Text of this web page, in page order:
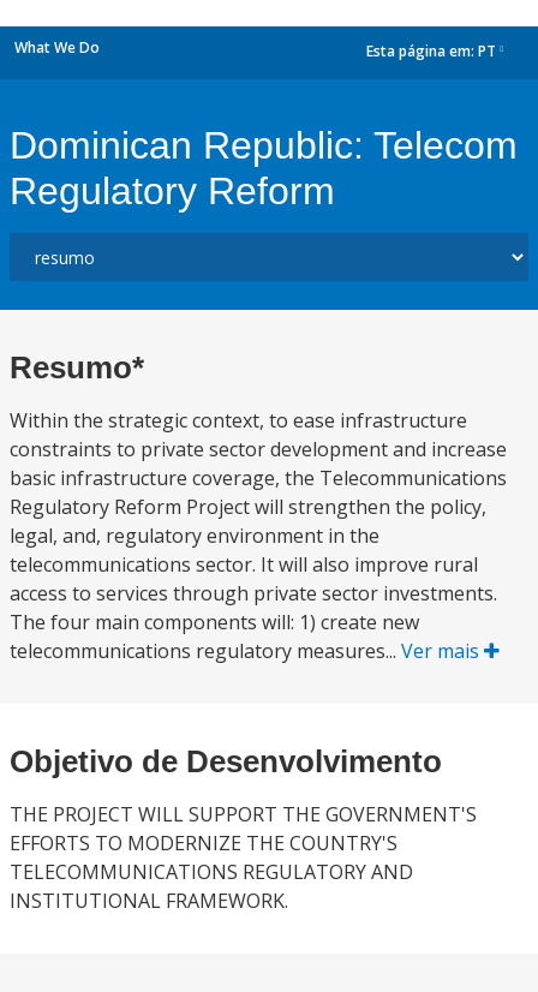
What We Do Esta página em: PT
Dominican Republic: Telecom
Regulatory Reform
Resumo*
Within the strategic context, to ease infrastructure
constraints to private sector development and increase
basic infrastructure coverage, the Telecommunications
Regulatory Reform Project will strengthen the policy,
legal, and, regulatory environment in the
telecommunications sector. It will also improve rural
access to services through private sector investments.
The four main components will: 1) create new
telecommunications regulatory measures... Ver mais
Objetivo de Desenvolvimento
THE PROJECT WILL SUPPORT THE GOVERNMENT'S
EFFORTS TO MODERNIZE THE COUNTRY'S
TELECOMMUNICATIONS REGULATORY AND
INSTITUTIONAL FRAMEWORK.